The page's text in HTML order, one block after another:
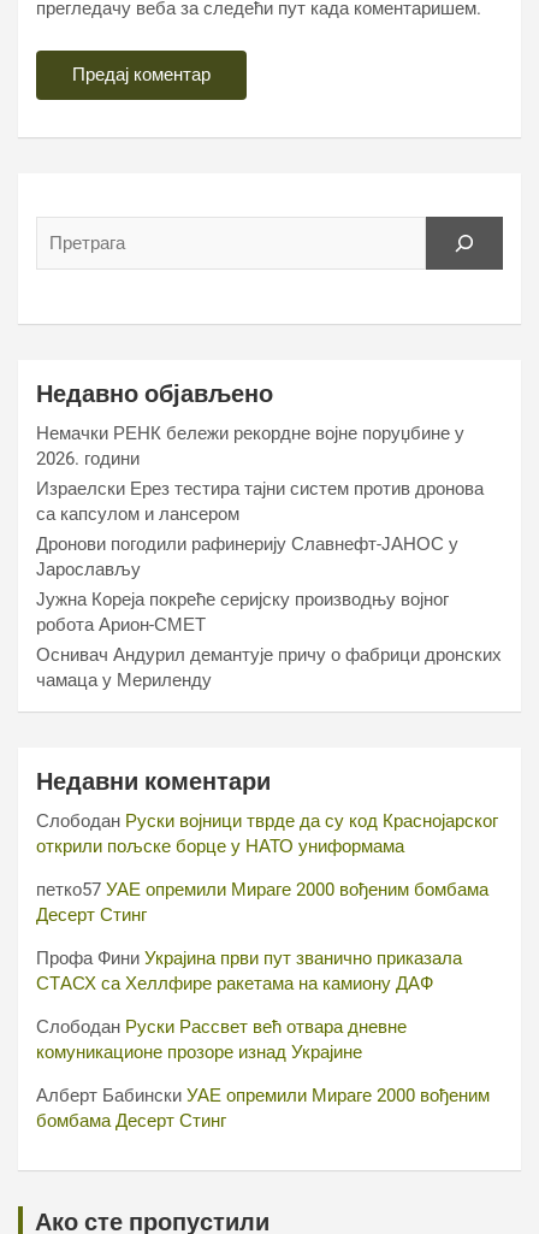
прегледачу веба за следећи пут када коментаришем.
Недавно објављено
Немачки РЕНК бележи рекордне војне поруџбине у
2026. години
Израелски Ерез тестира тајни систем против дронова
са капсулом и лансером
Дронови погодили рафинерију Славнефт-ЈАНОС у
Јарослављу
Јужна Кореја покреће серијску производњу војног
робота Арион-СМЕТ
Оснивач Андурил демантује причу о фабрици дронских
чамаца у Мериленду
Недавни коментари
Слободан Руски војници тврде да су код Краснојарског
открили пољске борце у НАТО униформама
петко57 УАЕ опремили Мираге 2000 вођеним бомбама
Десерт Стинг
Профа Фини Украјина први пут званично приказала
СТАСХ са Хеллфире ракетама на камиону ДАФ
Слободан Руски Рассвет већ отвара дневне
комуникационе прозоре изнад Украјине
Алберт Бабински УАЕ опремили Мираге 2000 вођеним
бомбама Десерт Стинг
Ако сте пропустили